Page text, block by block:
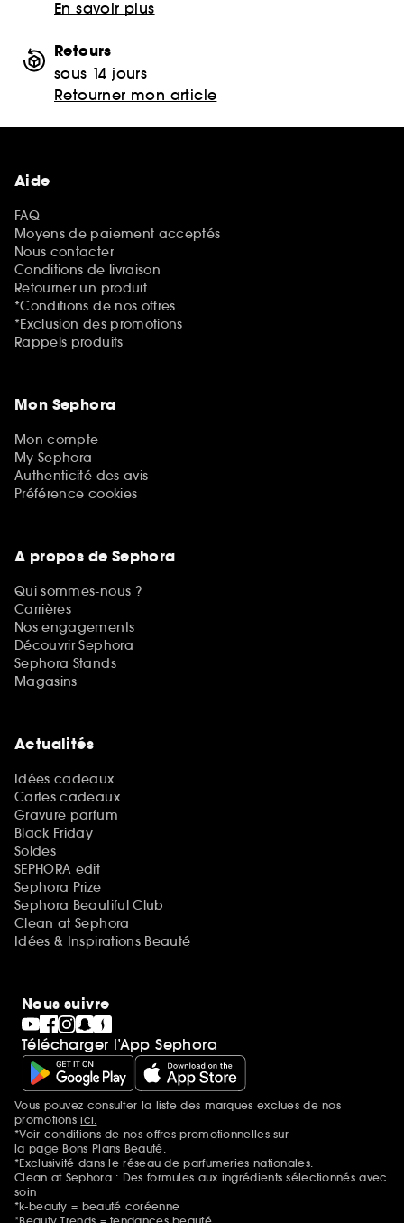
En savoir plus
Retours
sous 14 jours
Retourner mon article
Aide
FAQ
Moyens de paiement acceptés
Nous contacter
Conditions de livraison
Retourner un produit
*Conditions de nos offres
*Exclusion des promotions
Rappels produits
Mon Sephora
Mon compte
My Sephora
Authenticité des avis
Préférence cookies
A propos de Sephora
Qui sommes-nous ?
Carrières
Nos engagements
Découvrir Sephora
Sephora Stands
Magasins
Actualités
Idées cadeaux
Cartes cadeaux
Gravure parfum
Black Friday
Soldes
SEPHORA edit
Sephora Prize
Sephora Beautiful Club
Clean at Sephora
Idées & Inspirations Beauté
Nous suivre
Télécharger l’App Sephora
Mentions additionnelles
Vous pouvez consulter la liste des marques exclues de nos
promotionsici.
*Voir conditions de nos offres promotionnelles sur
la page Bons Plans Beauté.
*Exclusivité dans le réseau de parfumeries nationales.
Clean at Sephora : Des formules aux ingrédients sélectionnés avec
soin
*k-beauty = beauté coréenne